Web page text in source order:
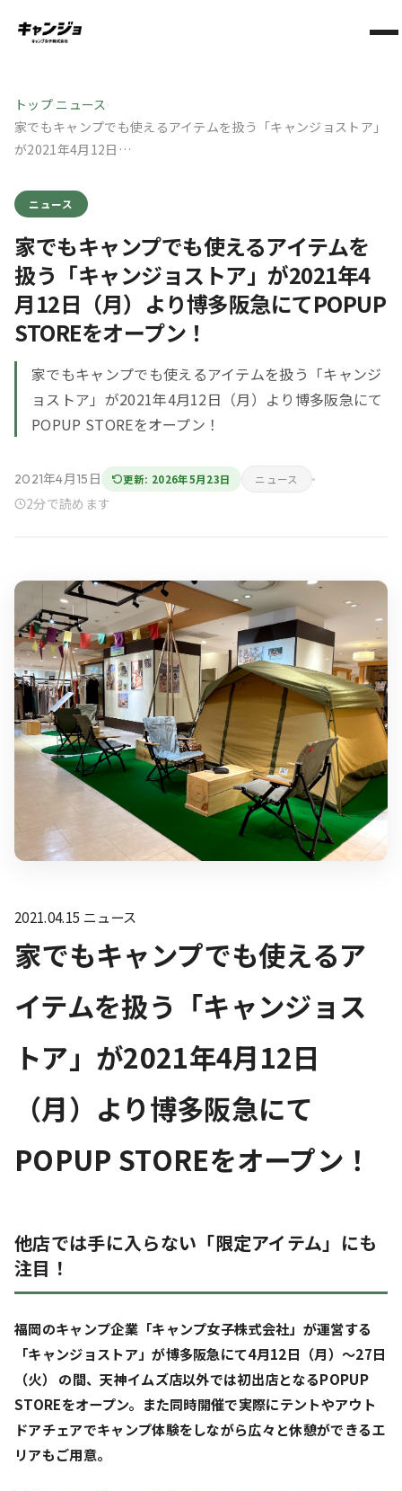
トップ›ニュース ›
家でもキャンプでも使えるアイテムを扱う「キャンジョストア」
が2021年4月12日…
ニュース
家でもキャンプでも使えるアイテムを
扱う「キャンジョストア」が2021年4
月12日（月）より博多阪急にてPOPUP
STOREをオープン！
家でもキャンプでも使えるアイテムを扱う「キャンジ
ョストア」が2021年4月12日（月）より博多阪急にて
POPUP STOREをオープン！
2021年4月15日 更新: 2026年5月23日 ニュース
2分で読めます
2021.04.15 ニュース
家でもキャンプでも使えるア
イテムを扱う「キャンジョス
トア」が2021年4月12日
（月）より博多阪急にて
POPUP STOREをオープン！
他店では手に入らない「限定アイテム」にも
注目！
福岡のキャンプ企業「キャンプ女子株式会社」が運営する
「キャンジョストア」が博多阪急にて4月12日（月）～27日
（火） の間、天神イムズ店以外では初出店となるPOPUP
STOREをオープン。また同時開催で実際にテントやアウト
ドアチェアでキャンプ体験をしながら広々と休憩ができるエ
リアもご用意。